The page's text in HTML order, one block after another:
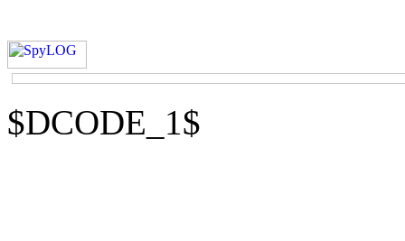
$DCODE_1$